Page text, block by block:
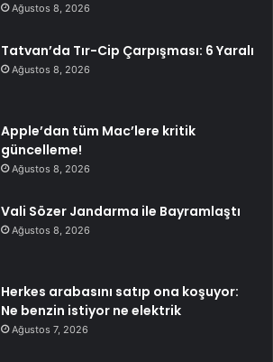
Ağustos 8, 2026
Tatvan’da Tır-Cip Çarpışması: 6 Yaralı
Ağustos 8, 2026
Apple’dan tüm Mac’lere kritik
güncelleme!
Ağustos 8, 2026
Vali Sözer Jandarma ile Bayramlaştı
Ağustos 8, 2026
Herkes arabasını satıp ona koşuyor:
Ne benzin istiyor ne elektrik
Ağustos 7, 2026